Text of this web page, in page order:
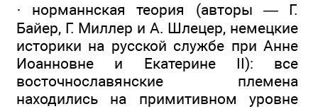
· норманнская теория (авторы — Г.
Байер, Г. Миллер и А. Шлецер, немецкие
историки на русской службе при Анне
Иоанновне и Екатерине II): все
восточнославянские племена
находились на примитивном уровне